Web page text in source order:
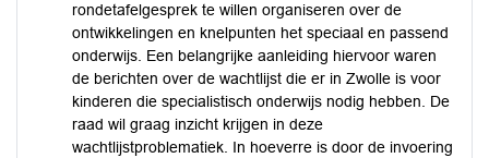
rondetafelgesprek te willen organiseren over de
ontwikkelingen en knelpunten het speciaal en passend
onderwijs. Een belangrijke aanleiding hiervoor waren
de berichten over de wachtlijst die er in Zwolle is voor
kinderen die specialistisch onderwijs nodig hebben. De
raad wil graag inzicht krijgen in deze
wachtlijstproblematiek. In hoeverre is door de invoering